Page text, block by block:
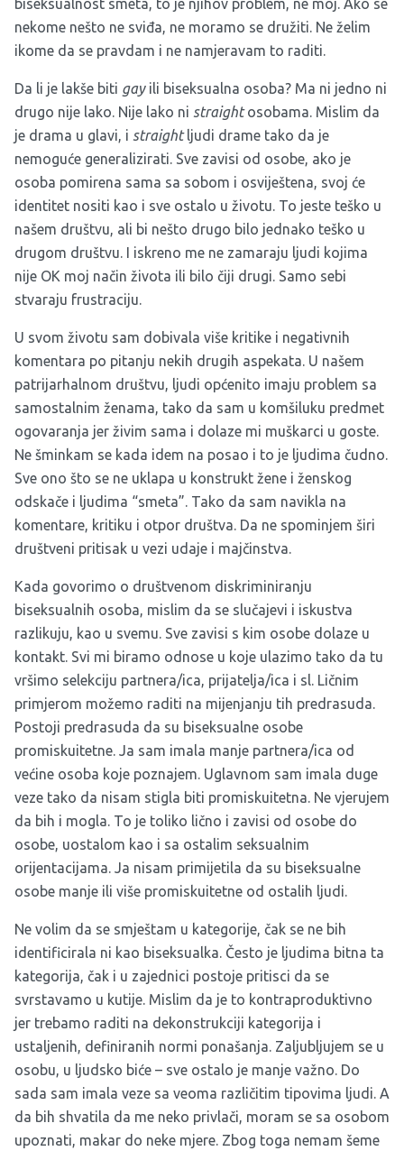
biseksualnost smeta, to je njihov problem, ne moj. Ako se
nekome nešto ne sviđa, ne moramo se družiti. Ne želim
ikome da se pravdam i ne namjeravam to raditi.
Da li je lakše biti gayili biseksualna osoba? Ma ni jedno ni
drugo nije lako. Nije lako ni straightosobama. Mislim da
je drama u glavi, i straightljudi drame tako da je
nemoguće generalizirati. Sve zavisi od osobe, ako je
osoba pomirena sama sa sobom i osviještena, svoj će
identitet nositi kao i sve ostalo u životu. To jeste teško u
našem društvu, ali bi nešto drugo bilo jednako teško u
drugom društvu. I iskreno me ne zamaraju ljudi kojima
nije OK moj način života ili bilo čiji drugi. Samo sebi
stvaraju frustraciju.
U svom životu sam dobivala više kritike i negativnih
komentara po pitanju nekih drugih aspekata. U našem
patrijarhalnom društvu, ljudi općenito imaju problem sa
samostalnim ženama, tako da sam u komšiluku predmet
ogovaranja jer živim sama i dolaze mi muškarci u goste.
Ne šminkam se kada idem na posao i to je ljudima čudno.
Sve ono što se ne uklapa u konstrukt žene i ženskog
odskače i ljudima “smeta”. Tako da sam navikla na
komentare, kritiku i otpor društva. Da ne spominjem širi
društveni pritisak u vezi udaje i majčinstva.
Kada govorimo o društvenom diskriminiranju
biseksualnih osoba, mislim da se slučajevi i iskustva
razlikuju, kao u svemu. Sve zavisi s kim osobe dolaze u
kontakt. Svi mi biramo odnose u koje ulazimo tako da tu
vršimo selekciju partnera/ica, prijatelja/ica i sl. Ličnim
primjerom možemo raditi na mijenjanju tih predrasuda.
Postoji predrasuda da su biseksualne osobe
promiskuitetne. Ja sam imala manje partnera/ica od
većine osoba koje poznajem. Uglavnom sam imala duge
veze tako da nisam stigla biti promiskuitetna. Ne vjerujem
da bih i mogla. To je toliko lično i zavisi od osobe do
osobe, uostalom kao i sa ostalim seksualnim
orijentacijama. Ja nisam primijetila da su biseksualne
osobe manje ili više promiskuitetne od ostalih ljudi.
Ne volim da se smještam u kategorije, čak se ne bih
identificirala ni kao biseksualka. Često je ljudima bitna ta
kategorija, čak i u zajednici postoje pritisci da se
svrstavamo u kutije. Mislim da je to kontraproduktivno
jer trebamo raditi na dekonstrukciji kategorija i
ustaljenih, definiranih normi ponašanja. Zaljubljujem se u
osobu, u ljudsko biće – sve ostalo je manje važno. Do
sada sam imala veze sa veoma različitim tipovima ljudi. A
da bih shvatila da me neko privlači, moram se sa osobom
upoznati, makar do neke mjere. Zbog toga nemam šeme